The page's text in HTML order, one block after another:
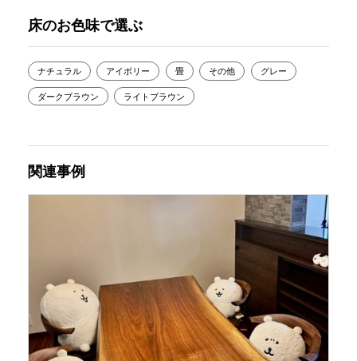
床のお色味で選ぶ
ナチュラル アイボリー 畳 その他 グレー
ダークブラウン ライトブラウン
関連事例